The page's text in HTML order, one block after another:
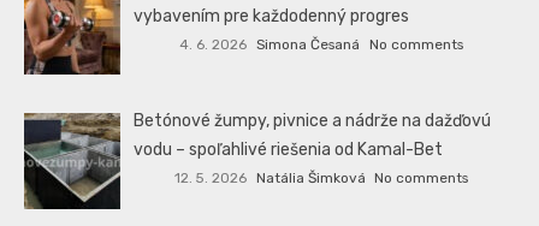
vybavením pre každodenný progres
4. 6. 2026 Simona Česaná No comments
Betónové žumpy, pivnice a nádrže na dažďovú
vodu – spoľahlivé riešenia od Kamal-Bet
12. 5. 2026 Natália Šimková No comments